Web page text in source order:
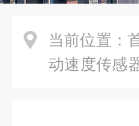
当前位置：
动速度传感